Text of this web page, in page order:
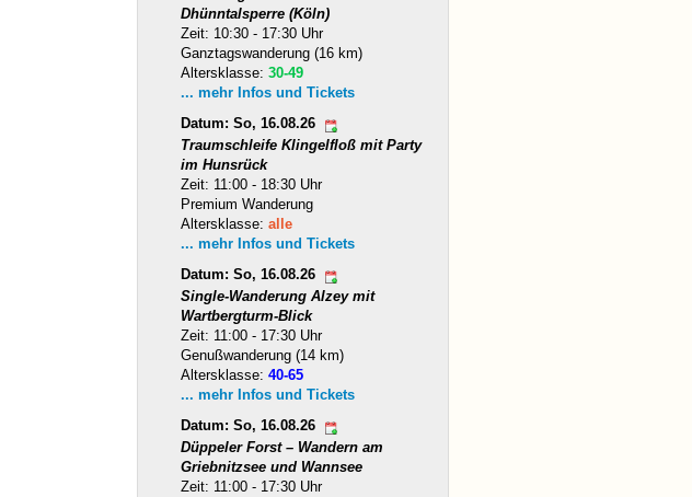
Dhünntalsperre (Köln)
Zeit: 10:30 - 17:30 Uhr
Ganztagswanderung (16 km)
Altersklasse:30-49
... mehr Infos und Tickets
Datum: So, 16.08.26
Traumschleife Klingelfloß mit Party
im Hunsrück
Zeit: 11:00 - 18:30 Uhr
Premium Wanderung
Altersklasse:alle
... mehr Infos und Tickets
Datum: So, 16.08.26
Single-Wanderung Alzey mit
Wartbergturm-Blick
Zeit: 11:00 - 17:30 Uhr
Genußwanderung (14 km)
Altersklasse:40-65
... mehr Infos und Tickets
Datum: So, 16.08.26
Düppeler Forst – Wandern am
Griebnitzsee und Wannsee
Zeit: 11:00 - 17:30 Uhr